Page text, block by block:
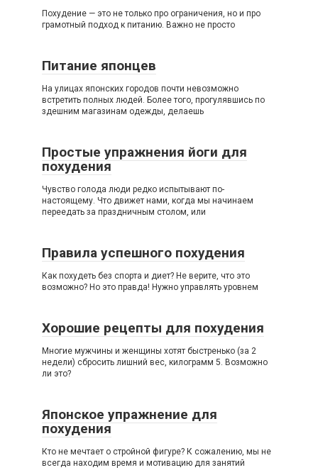
Похудение — это не только про ограничения, но и про
грамотный подход к питанию. Важно не просто
Питание японцев
На улицах японских городов почти невозможно
встретить полных людей. Более того, прогулявшись по
здешним магазинам одежды, делаешь
Простые упражнения йоги для
похудения
Чувство голода люди редко испытывают по-
настоящему. Что движет нами, когда мы начинаем
переедать за праздничным столом, или
Правила успешного похудения
Как похудеть без спорта и диет? Не верите, что это
возможно? Но это правда! Нужно управлять уровнем
Хорошие рецепты для похудения
Многие мужчины и женщины хотят быстренько (за 2
недели) сбросить лишний вес, килограмм 5. Возможно
ли это?
Японское упражнение для
похудения
Кто не мечтает о стройной фигуре? К сожалению, мы не
всегда находим время и мотивацию для занятий